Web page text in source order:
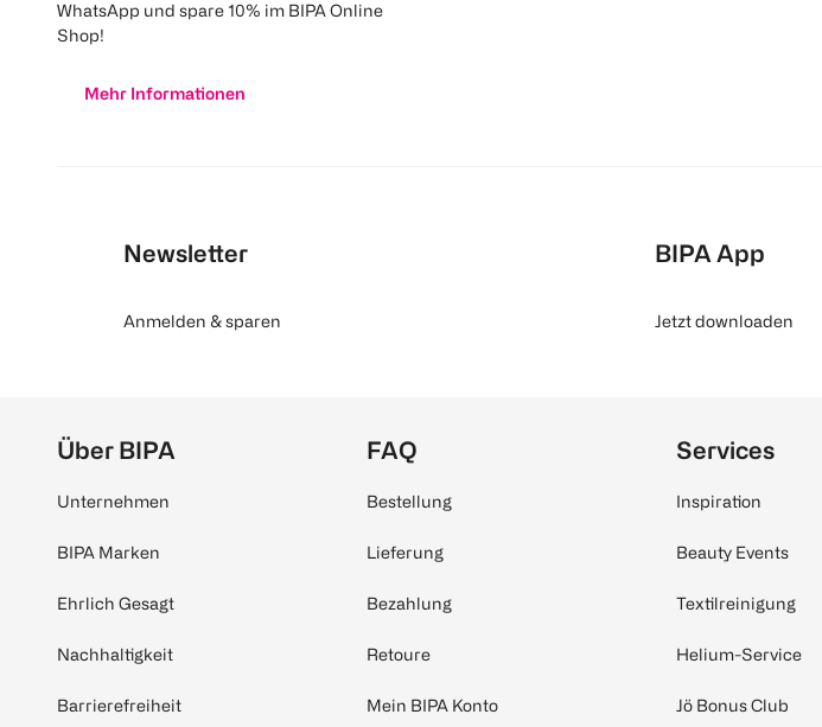
WhatsApp und spare 10% im BIPA Online
Shop!
Mehr Informationen
Newsletter
Anmelden & sparen
BIPA App
Jetzt downloaden
Über BIPA
Unternehmen
BIPA Marken
Ehrlich Gesagt
Nachhaltigkeit
Barrierefreiheit
FAQ
Bestellung
Lieferung
Bezahlung
Retoure
Mein BIPA Konto
Services
Inspiration
Beauty Events
Textilreinigung
Helium-Service
Jö Bonus Club